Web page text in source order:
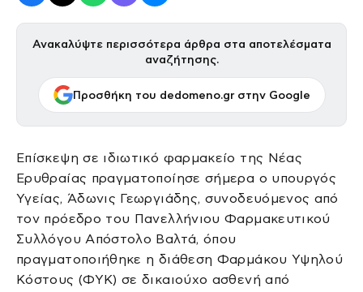
Ανακαλύψτε περισσότερα άρθρα στα αποτελέσματα
αναζήτησης.
Προσθήκη του dedomeno.gr στην Google
Επίσκεψη σε ιδιωτικό φαρμακείο της Νέας
Ερυθραίας πραγματοποίησε σήμερα ο υπουργός
Υγείας, Άδωνις Γεωργιάδης, συνοδευόμενος από
τον πρόεδρο του Πανελλήνιου Φαρμακευτικού
Συλλόγου Απόστολο Βαλτά, όπου
πραγματοποιήθηκε η διάθεση Φαρμάκου Υψηλού
Κόστους (ΦΥΚ) σε δικαιούχο ασθενή από